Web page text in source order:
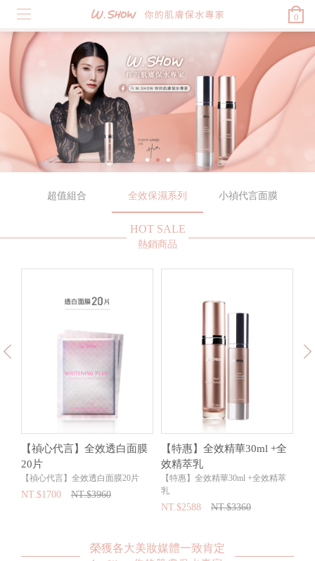
0
超值組合 全效保濕系列 小禎代言面膜
HOT SALE
熱銷商品
【禎心代言】全效透白面膜
20片
【禎心代言】全效透白面膜20片
NT.$1700 NT.$3960
【特惠】全效精華30ml +全
效精萃乳
【特惠】全效精華30ml +全效精萃
乳
NT.$2588 NT.$3360
榮獲各大美妝媒體一致肯定